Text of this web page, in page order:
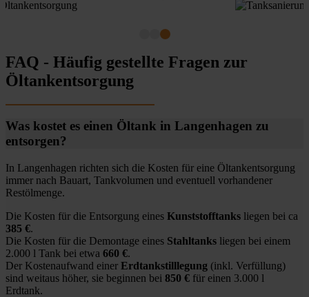
FAQ - Häufig gestellte Fragen zur
Öltankentsorgung
Was kostet es einen Öltank in Langenhagen zu
entsorgen?
In Langenhagen richten sich die Kosten für eine Öltankentsorgung
immer nach Bauart, Tankvolumen und eventuell vorhandener
Restölmenge.
Die Kosten für die Entsorgung eines Kunststofftanks liegen bei ca
385 €.
Die Kosten für die Demontage eines Stahltanks liegen bei einem
2.000 l Tank bei etwa 660 €.
Der Kostenaufwand einer Erdtankstilllegung (inkl. Verfüllung)
sind weitaus höher, sie beginnen bei 850 € für einen 3.000 l
Erdtank.